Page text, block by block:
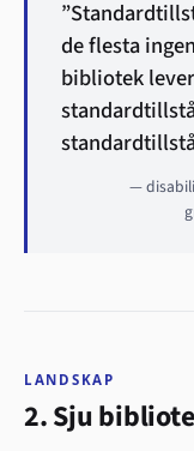
de flesta
bibliotek
—
LANDSKAP
2. Sju